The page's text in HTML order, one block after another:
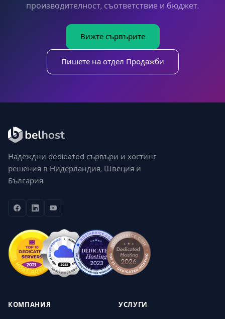
производителност, съответствие и бюджет.
Вижте сървърите
Пишете на отдел Продажби
Надеждни dedicated сървъри и хостинг
решения в Нидерландия, Швеция и
България.
КОМПАНИЯ УСЛУГИ